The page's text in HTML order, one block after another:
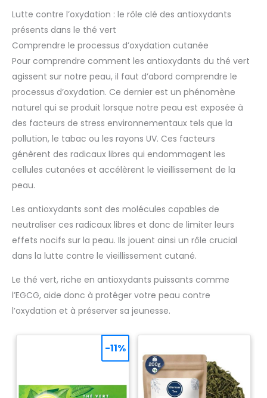
Lutte contre l’oxydation : le rôle clé des antioxydants
présents dans le thé vert
Comprendre le processus d’oxydation cutanée
Pour comprendre comment les antioxydants du thé vert
agissent sur notre peau, il faut d’abord comprendre le
processus d’oxydation. Ce dernier est un phénomène
naturel qui se produit lorsque notre peau est exposée à
des facteurs de stress environnementaux tels que la
pollution, le tabac ou les rayons UV. Ces facteurs
génèrent des radicaux libres qui endommagent les
cellules cutanées et accélèrent le vieillissement de la
peau.
Les antioxydants sont des molécules capables de
neutraliser ces radicaux libres et donc de limiter leurs
effets nocifs sur la peau. Ils jouent ainsi un rôle crucial
dans la lutte contre le vieillissement cutané.
Le thé vert, riche en antioxydants puissants comme
l’EGCG, aide donc à protéger votre peau contre
l’oxydation et à préserver sa jeunesse.
-11%